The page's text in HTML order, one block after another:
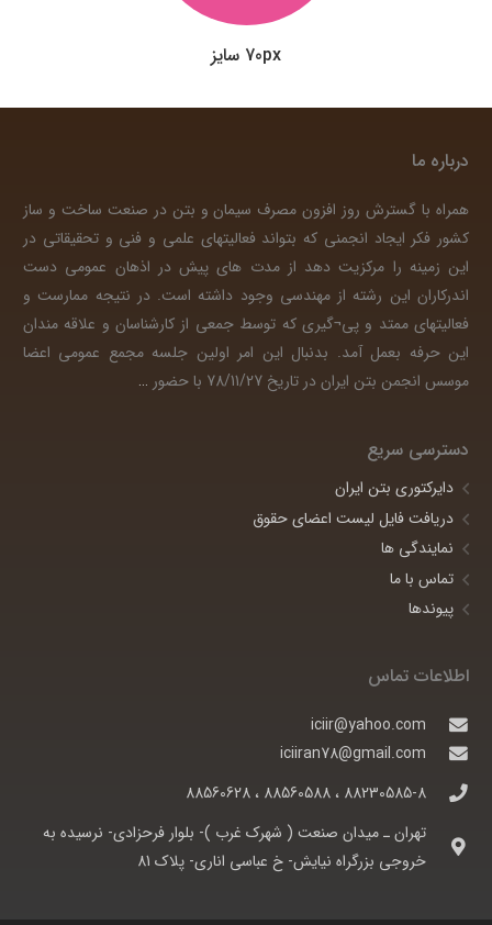
70px سایز
درباره ما
همراه با گسترش روز افزون مصرف سیمان و بتن در صنعت ساخت و ساز
کشور فکر ایجاد انجمنی که بتواند فعالیتهای علمی و فنی و تحقیقاتی در
این زمینه را مرکزیت دهد از مدت های پیش در اذهان عمومی دست
اندرکاران این رشته از مهندسی وجود داشته است. در نتیجه ممارست و
فعالیتهای ممتد و پی¬گیری که توسط جمعی از کارشناسان و علاقه مندان
این حرفه بعمل آمد. بدنبال این امر اولین جلسه مجمع عمومی اعضا
موسس انجمن بتن ایران در تاریخ 78/11/27 با حضور
…
دسترسی سریع
دایرکتوری بتن ایران
دریافت فایل لیست اعضای حقوق
نمایندگی ها
تماس با ما
پیوندها
اطلاعات تماس
iciir@yahoo.com
iciiran78@gmail.com
88230585-8 ، 88560588 ، 88560628
تهران ـ ميدان صنعت ( شهرک غرب )- بلوار فرحزادی- نرسيده به
خروجی بزرگراه نيايش- خ عباسی اناری- پلاک 81